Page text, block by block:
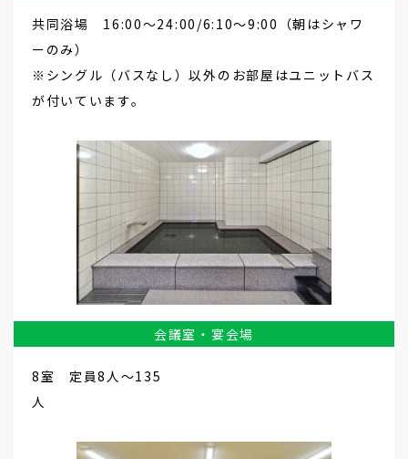
共同浴場 16:00～24:00/6:10～9:00（朝はシャワ
ーのみ）
※シングル（バスなし）以外のお部屋はユニットバス
が付いています。
会議室・宴会場
8室 定員8人～135
人